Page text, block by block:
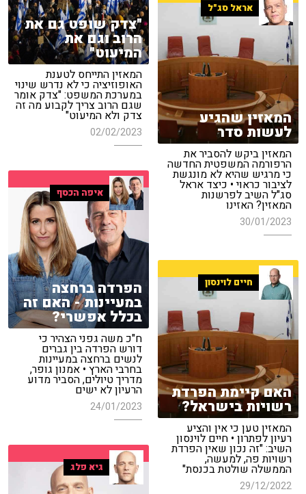
"צדק שופט גם את
הרוב וגם את
המיעוט"
המאזין התייחס לטענת
האופוזיציה כי לא נדרש שינוי
במערכת המשפט: "צדק אומר
שגם הרוב צריך לקבוע מה זה
צדק ולא המיעוט"
02/02/2023
אראל סג"ל
המאזין שהגיע
לעשות סדר
המאזין ביקש להסביר את
הרפורמה המשפטית החדשה
כי מרגיש שהיא לא מונגשת
לציבור כראוי • כיצד אראל
סג"ל השיב לפרשנות
המאזין? האזינו
30/01/2023
איפה הכסף
הפרדה ברחצה
במעיינות - האם זה
בכלל אפשרי?
ח"כ משה גפני הצהיר כי
דורש הפרדה בין גברים
לנשים ברחצה במעיינות
בחרבי הארץ • אמנון גופר,
מדריך טיולים, הסביר מדוע
הרעיון לא ישים
24/01/2023
חיים לוינסון
האם קיימת הפרדת
רשויות בישראל?
המאזין טען כי אין והציע
רעיון לפתרון • חיים לוינסון
השיב: "זה נכון שאין הפרדת
רשויות פה, למעשה,
הממשלה שולטת בכנסת"
29/12/2022
גיא פלג